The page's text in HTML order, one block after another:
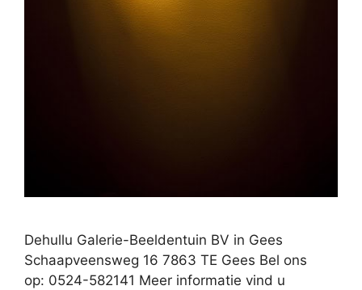
Dehullu Galerie-Beeldentuin BV in Gees
Schaapveensweg 16 7863 TE Gees Bel ons
op: 0524-582141 Meer informatie vind u